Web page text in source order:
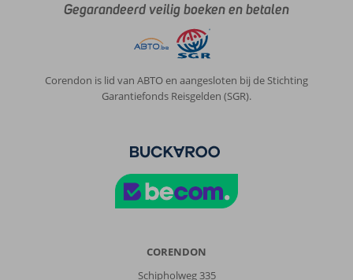
Gegarandeerd veilig boeken en betalen
Corendon is lid van ABTO en aangesloten bij de Stichting
Garantiefonds Reisgelden (SGR).
CORENDON
Schipholweg 335